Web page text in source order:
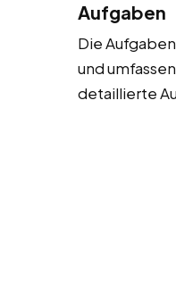
Aufgaben
Die
und
detaillierte